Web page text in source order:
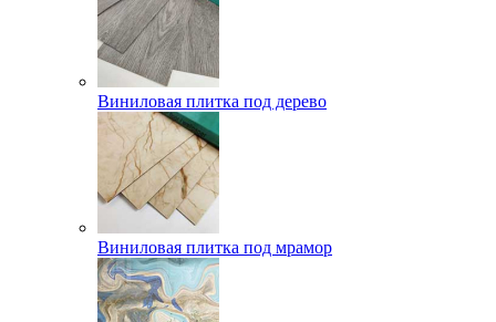
Виниловая плитка под дерево
Виниловая плитка под мрамор